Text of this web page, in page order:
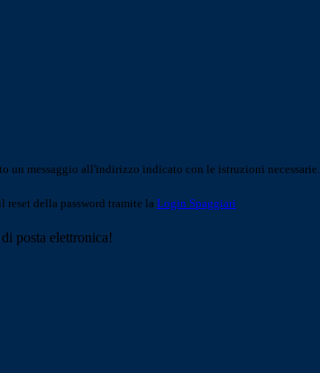
un messaggio all'indirizzo indicato con le istruzioni necessarie.
reset della password tramite la Login Spaggiari
posta elettronica!